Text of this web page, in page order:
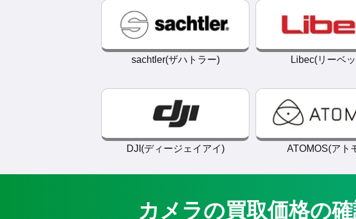
sachtler(ザハトラー) Libec(リーベ
DJI(ディージェイアイ) ATOMOS(アト
カメラの買取価格の